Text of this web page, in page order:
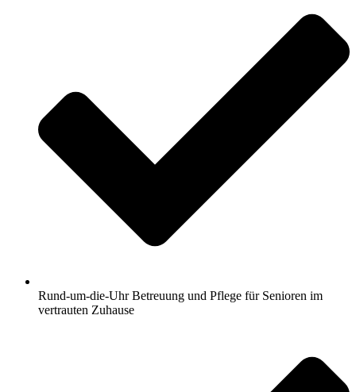
Rund-um-die-Uhr Betreuung und Pflege für Senioren im
vertrauten Zuhause